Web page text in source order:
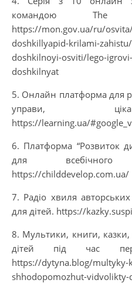
командою The
https://mon.gov.ua/ru/
doshkillyapid-krilami-
doshkilnoyi-osviti/lego-
doshkilnyat
5. Онлайн платформа для
управи,
https://learning.ua/
6. Платформа “Розвиток
для
https://childdevelop.com.ua/
7. Радіо хвиля
для дітей. https://
8. Мультики, книги,
дітей під час
https://dytyna.blog/multyky-
shhodopomozhut-vidvolikty-